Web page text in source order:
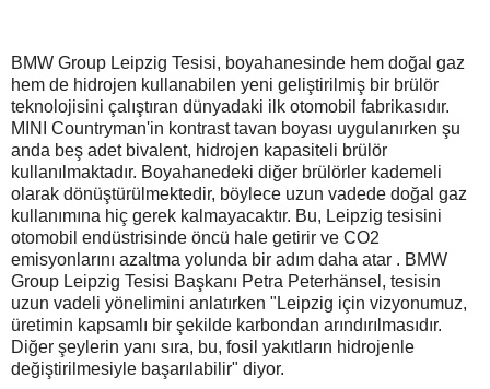
BMW Group Leipzig Tesisi, boyahanesinde hem doğal gaz
hem de hidrojen kullanabilen yeni geliştirilmiş bir brülör
teknolojisini çalıştıran dünyadaki ilk otomobil fabrikasıdır.
MINI Countryman'in kontrast tavan boyası uygulanırken şu
anda beş adet bivalent, hidrojen kapasiteli brülör
kullanılmaktadır. Boyahanedeki diğer brülörler kademeli
olarak dönüştürülmektedir, böylece uzun vadede doğal gaz
kullanımına hiç gerek kalmayacaktır. Bu, Leipzig tesisini
otomobil endüstrisinde öncü hale getirir ve CO2
emisyonlarını azaltma yolunda bir adım daha atar . BMW
Group Leipzig Tesisi Başkanı Petra Peterhänsel, tesisin
uzun vadeli yönelimini anlatırken "Leipzig için vizyonumuz,
üretimin kapsamlı bir şekilde karbondan arındırılmasıdır.
Diğer şeylerin yanı sıra, bu, fosil yakıtların hidrojenle
değiştirilmesiyle başarılabilir" diyor.